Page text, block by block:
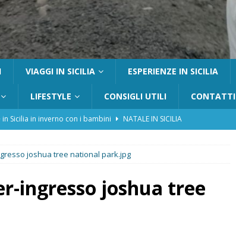
VIAGGI IN SICILIA ESPERIENZE IN SICILIA
LIFESTYLE CONSIGLI UTILI CONTATTI
in Sicilia in inverno con i bambini
NATALE IN SICILIA
con bambini: guida completa su come arrivare,
FUORI PORTA
a Pantelleria: dammusi vista mare e resort immersi nella natura
joshua tree national park.jpg
ingresso joshua tree